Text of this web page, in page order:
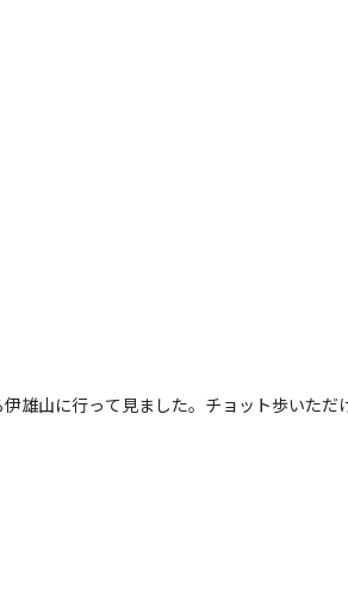
雄山に行って見ました。チョット歩いただ